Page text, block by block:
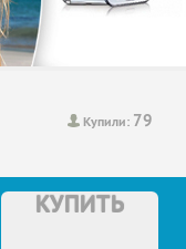
Купили: 79
КУПИТЬ